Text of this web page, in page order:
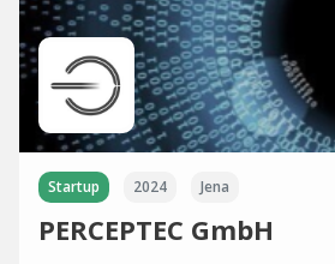
Startup 2024 Jena
PERCEPTEC GmbH